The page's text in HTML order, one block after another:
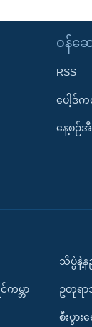
၀န်ဆေ
RSS
ပေါ့ဒ်
နေ့စဉ်
မ္ဘာ
သိပ္ပံနဲ့
ဥတုရာ
စီးပွားရ